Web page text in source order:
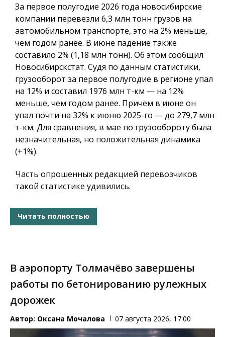
За первое полугодие 2026 года новосибирские
компании перевезли 6,3 млн тонн грузов на
автомобильном транспорте, это на 2% меньше,
чем годом ранее. В июне падение также
составило 2% (1,18 млн тонн). Об этом сообщил
Новосибирскстат. Судя по данным статистики,
грузооборот за первое полугодие в регионе упал
на 12% и составил 1976 млн т-км — на 12%
меньше, чем годом ранее. Причем в июне он
упал почти на 32% к июню 2025-го — до 279,7 млн
т-км. Для сравнения, в мае по грузообороту была
незначительная, но положительная динамика
(+1%).
Часть опрошенных редакцией перевозчиков
такой статистике удивились.
Читать полностью
В аэропорту Толмачёво завершены
работы по бетонированию рулежных
дорожек
Автор: Оксана Мочалова 07 августа 2026, 17:00